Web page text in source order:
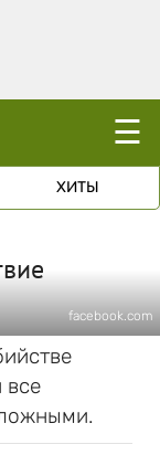
☰
ХИТЫ
facebook.com
все